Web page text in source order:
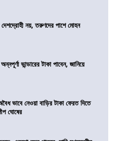
নয়, তরুণদের পাশে মোহন
ভান্ডারের টাকা পাবেন, জানিয়ে
ভাবে নেওয়া বাড়ির টাকা ফেরত দিতে
ঘোষের